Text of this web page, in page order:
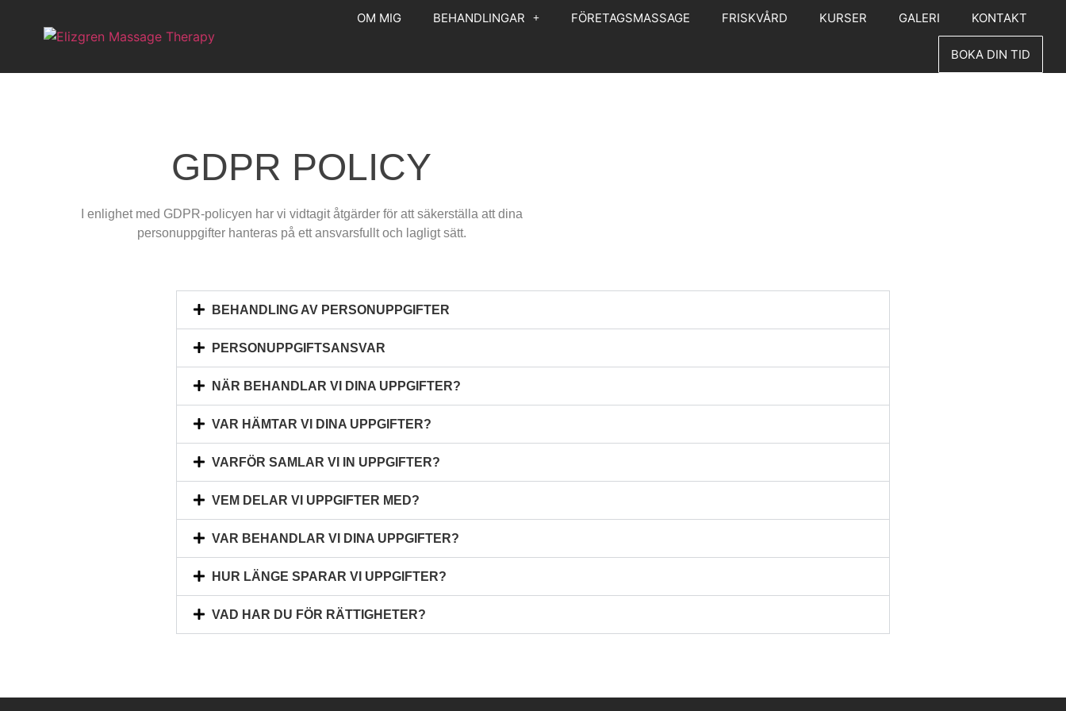
OM MIG BEHANDLINGAR FÖRETAGSMASSAGE FRISKVÅRD KURSER GALERI KONTAKT
BOKA DIN TID
GDPR POLICY
I enlighet med GDPR-policyen har vi vidtagit åtgärder för att säkerställa att dina
personuppgifter hanteras på ett ansvarsfullt och lagligt sätt.
BEHANDLING AV PERSONUPPGIFTER
PERSONUPPGIFTSANSVAR
NÄR BEHANDLAR VI DINA UPPGIFTER?
VAR HÄMTAR VI DINA UPPGIFTER?
VARFÖR SAMLAR VI IN UPPGIFTER?
VEM DELAR VI UPPGIFTER MED?
VAR BEHANDLAR VI DINA UPPGIFTER?
HUR LÄNGE SPARAR VI UPPGIFTER?
VAD HAR DU FÖR RÄTTIGHETER?